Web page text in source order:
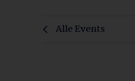
Alle Events